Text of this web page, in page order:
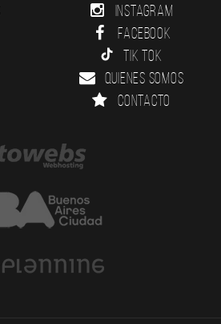
Instagram
Facebook
Tik Tok
Quienes somos
Contacto